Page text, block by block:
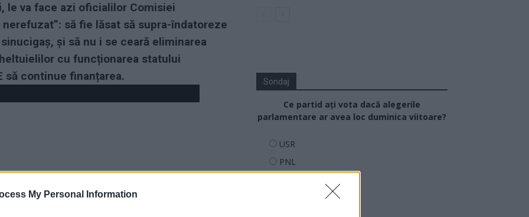
My Personal Information
le va face azi oficialilor Comisiei
să fie lăsat să supra-îndatoreze
și să nu i se ceară eliminarea
cu funcționarea statului
să continue finanțarea.
Sondaj
Ce partid ați vota dacă alegerile
parlamentare ar avea loc duminica viitoare?
USR
PNL